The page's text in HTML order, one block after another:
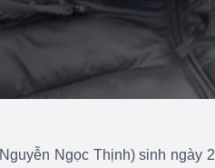
Ngọc Thịnh) sinh ngày